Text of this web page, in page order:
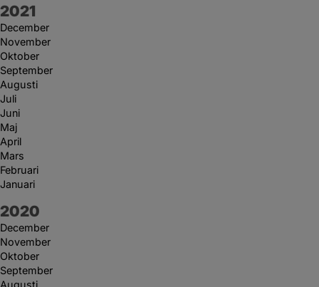
År:
2021
December
November
Oktober
September
Augusti
Juli
Juni
Maj
April
Mars
Februari
Januari
År:
2020
December
November
Oktober
September
Augusti